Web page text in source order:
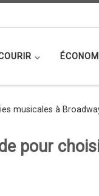
musicales à
pour